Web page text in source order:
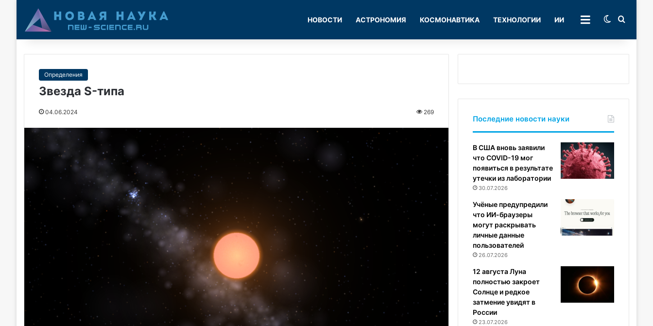
НОВОСТИ АСТРОНОМИЯ КОСМОНАВТИКА ТЕХНОЛОГИИ ИИ РУБРИКИSwitch skin
Определения
Звезда S-типа
04.06.2024 269
Последние новости науки
В США вновь заявили
что COVID-19 мог
появиться в результате
утечки из лаборатории
30.07.2026
Учёные предупредили
что ИИ-браузеры
могут раскрывать
личные данные
пользователей
26.07.2026
12 августа Луна
полностью закроет
Солнце и редкое
затмение увидят в
России
23.07.2026